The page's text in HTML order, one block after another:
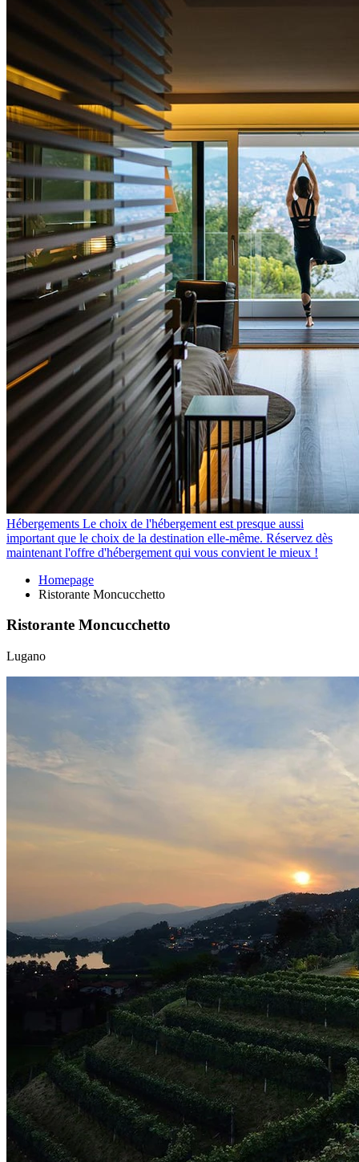
Hébergements Le choix de l'hébergement est presque aussi
important que le choix de la destination elle-même. Réservez dès
maintenant l'offre d'hébergement qui vous convient le mieux !
Homepage
Ristorante Moncucchetto
Ristorante Moncucchetto
Lugano